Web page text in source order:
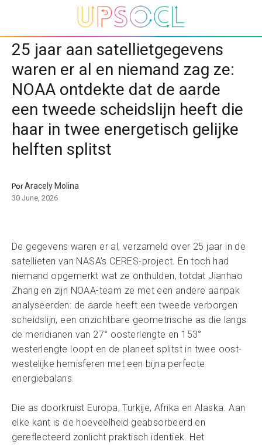
25 jaar aan satellietgegevens
waren er al en niemand zag ze:
NOAA ontdekte dat de aarde
een tweede scheidslijn heeft die
haar in twee energetisch gelijke
helften splitst
PorAracely Molina
30 June, 2026
De gegevens waren er al, verzameld over 25 jaar in de
satellieten van NASA’s CERES-project. En toch had
niemand opgemerkt wat ze onthulden, totdat Jianhao
Zhang en zijn NOAA-team ze met een andere aanpak
analyseerden: de aarde heeft een tweede verborgen
scheidslijn, een onzichtbare geometrische as die langs
de meridianen van 27° oosterlengte en 153°
westerlengte loopt en de planeet splitst in twee oost-
westelijke hemisferen met een bijna perfecte
energiebalans.
Die as doorkruist Europa, Turkije, Afrika en Alaska. Aan
elke kant is de hoeveelheid geabsorbeerd en
gereflecteerd zonlicht praktisch identiek. Het